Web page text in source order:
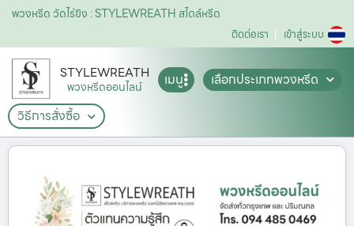
พวงหรีด วัดไร่ขิง : STYLEWREATH สไตล์หรีด
ติดต่อเรา เข้าสู่ระบบ
STYLEWREATH
พวงหรีดออนไลน์ เมนู
เลือกประเภทพวงหรีด
วิธีการสั่งซื้อ